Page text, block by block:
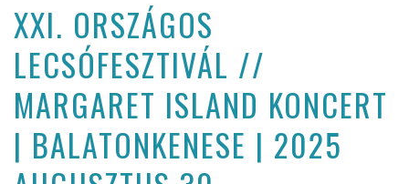
XXI. ORSZÁGOS
LECSÓFESZTIVÁL //
MARGARET ISLAND KONCERT
| BALATONKENESE | 2025